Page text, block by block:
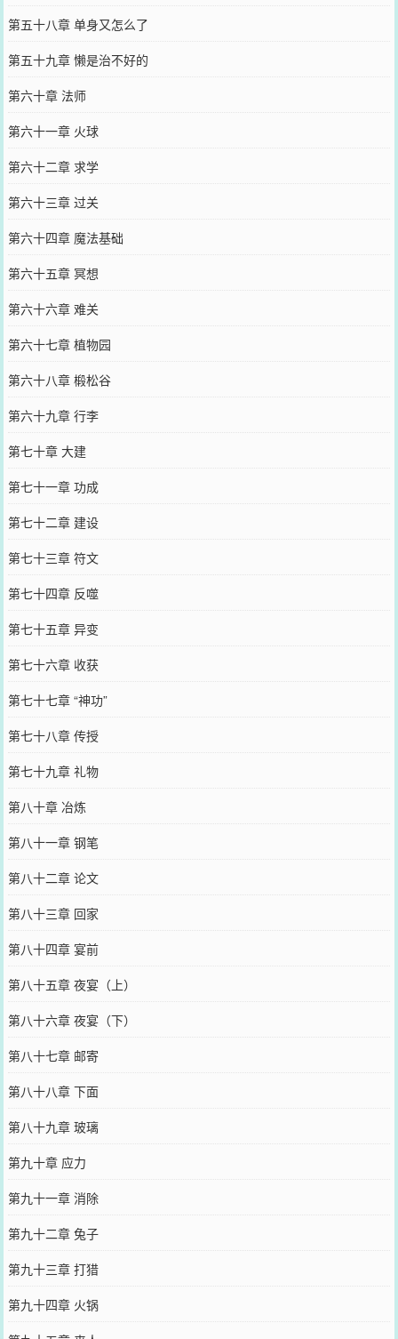
第五十八章 单身又怎么了
第五十九章 懒是治不好的
第六十章 法师
第六十一章 火球
第六十二章 求学
第六十三章 过关
第六十四章 魔法基础
第六十五章 冥想
第六十六章 难关
第六十七章 植物园
第六十八章 椴松谷
第六十九章 行李
第七十章 大建
第七十一章 功成
第七十二章 建设
第七十三章 符文
第七十四章 反噬
第七十五章 异变
第七十六章 收获
第七十七章 “神功”
第七十八章 传授
第七十九章 礼物
第八十章 冶炼
第八十一章 钢笔
第八十二章 论文
第八十三章 回家
第八十四章 宴前
第八十五章 夜宴（上）
第八十六章 夜宴（下）
第八十七章 邮寄
第八十八章 下面
第八十九章 玻璃
第九十章 应力
第九十一章 消除
第九十二章 兔子
第九十三章 打猎
第九十四章 火锅